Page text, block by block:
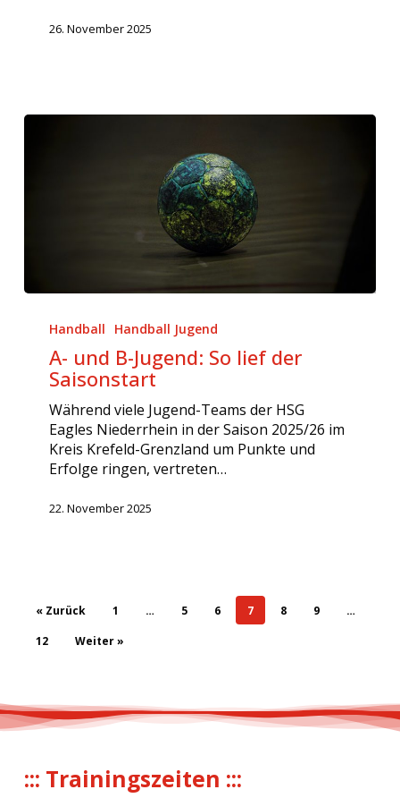
26. November 2025
Jugend:
Saisonstart
Handball Handball Jugend
A- und B-Jugend: So lief der
Saisonstart
Während viele Jugend-Teams der HSG
Eagles Niederrhein in der Saison 2025/26 im
Kreis Krefeld-Grenzland um Punkte und
Erfolge ringen, vertreten…
22. November 2025
« Zurück 1 … 5 6 7 8 9
…
12
Weiter »
::: Trainingszeiten :::